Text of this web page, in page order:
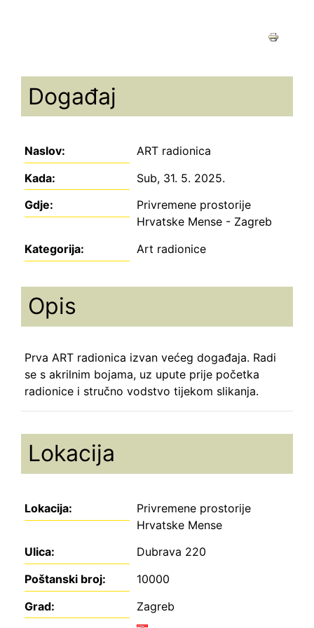
Događaj
Naslov:
ART radionica
Kada:
Sub, 31. 5. 2025.
Gdje:
Privremene prostorije
Hrvatske Mense - Zagreb
Kategorija:
Art radionice
Opis
Prva ART radionica izvan većeg događaja. Radi
se s akrilnim bojama, uz upute prije početka
radionice i stručno vodstvo tijekom slikanja.
Lokacija
Lokacija:
Privremene prostorije
Hrvatske Mense
Ulica:
Dubrava 220
Poštanski broj:
10000
Grad:
Zagreb